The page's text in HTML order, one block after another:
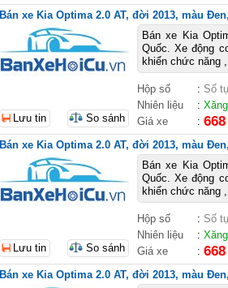
Bán xe Kia Optima 2.0 AT, đời 2013, màu
Bán xe Kia
Quốc. Xe động
khiển chức năng
Hộp số : Số
Nhiên liệu
: Xăng
Giá xe
:
Lưu tin So sánh
Bán xe Kia Optima 2.0 AT, đời 2013, màu
Bán xe Kia
Quốc. Xe động
khiển chức năng
Hộp số : Số
Nhiên liệu
: Xăng
Giá xe
:
Lưu tin So sánh
Bán xe Kia Optima 2.0 AT, đời 2013, màu